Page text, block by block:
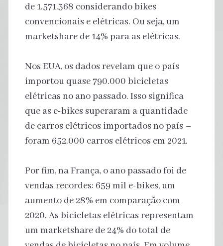
de 1.571.368 considerando bikes
convencionais e elétricas. Ou seja, um
marketshare de 14% para as elétricas.
Nos EUA, os dados revelam que o país
importou quase 790.000 bicicletas
elétricas no ano passado. Isso significa
que as e-bikes superaram a quantidade
de carros elétricos importados no país –
foram 652.000 carros elétricos em 2021.
Por fim, na França, o ano passado foi de
vendas recordes: 659 mil e-bikes, um
aumento de 28% em comparação com
2020. As bicicletas elétricas representam
um marketshare de 24% do total de